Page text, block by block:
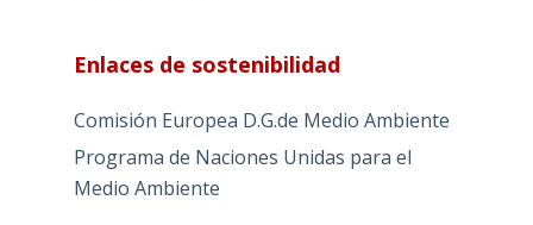
Enlaces de sostenibilidad
Comisión Europea D.G.de Medio Ambiente
Programa de Naciones Unidas para el
Medio Ambiente